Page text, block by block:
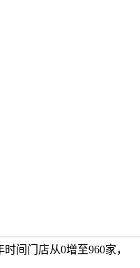
间门店从0增至960家，